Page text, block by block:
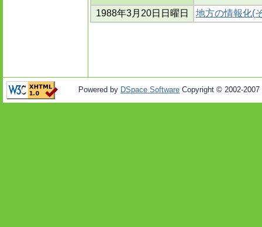
1988年3月20日日曜日 地方の情報化(
Powered by DSpace Software Copyright © 2002-2007